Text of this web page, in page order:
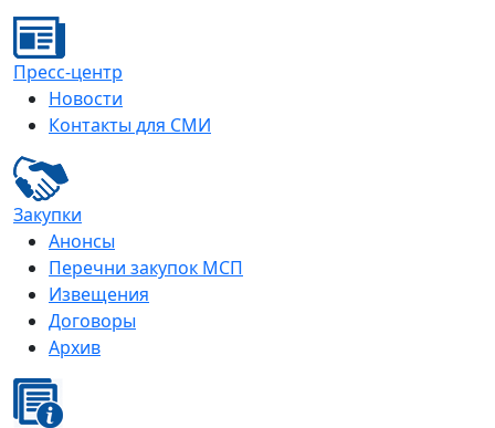
Пресс-центр
Новости
Контакты для СМИ
Закупки
Анонсы
Перечни закупок МСП
Извещения
Договоры
Архив